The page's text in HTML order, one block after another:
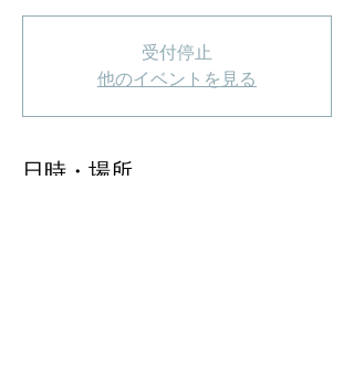
受付停止
他のイベントを見る
日時・場所